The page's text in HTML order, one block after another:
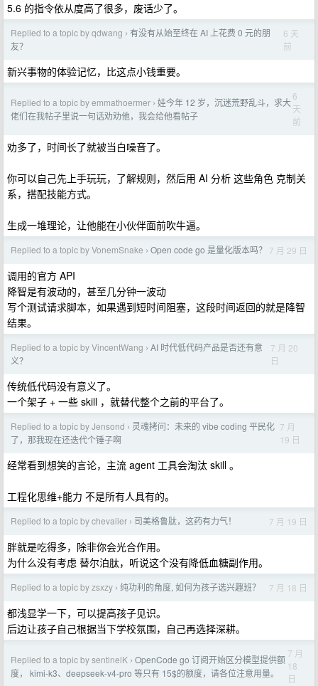
5.6 的指令依从度高了很多，废话少了。
Replied to a topic by qdwang › 有没有从始至终在 AI 上花费 0 元的朋
友？
6 天
前
新兴事物的体验记忆，比这点小钱重要。
Replied to a topic by emmathoermer › 娃今年 12 岁，沉迷荒野乱斗，求大
佬们在我帖子里说一句话劝劝他，我会给他看帖子
6
天
前
劝多了，时间长了就被当白噪音了。
你可以自己先上手玩玩，了解规则，然后用 AI 分析 这些角色 克制关
系，搭配技能方式。
生成一堆理论，让他能在小伙伴面前吹牛逼。
Replied to a topic by VonemSnake › Open code go 是量化版本吗？ 7 月 29 日
调用的官方 API
降智是有波动的，甚至几分钟一波动
写个测试请求脚本，如果遇到短时间阻塞，这段时间返回的就是降智
结果。
Replied to a topic by VincentWang › AI 时代低代码产品是否还有意
义？
7 月 20
日
传统低代码没有意义了。
一个架子 + 一些 skill ，就替代整个之前的平台了。
Replied to a topic by Jensond › 灵魂拷问：未来的 vibe coding 平民化
了，那我现在还迭代个锤子啊
7 月
19 日
经常看到想笑的言论，主流 agent 工具会淘汰 skill 。
工程化思维+能力 不是所有人具有的。
Replied to a topic by chevalier › 司美格鲁肽，这药有力气！ 7 月 19 日
胖就是吃得多，除非你会光合作用。
为什么没有考虑 替尔泊肽，听说这个没有降低血糖副作用。
Replied to a topic by zsxzy › 纯功利的角度, 如何为孩子选兴趣班？ 7 月 18 日
都浅显学一下，可以提高孩子见识。
后边让孩子自己根据当下学校氛围，自己再选择深耕。
Replied to a topic by sentinelK › OpenCode go 订阅开始区分模型提供额
度， kimi-k3、deepseek-v4-pro 等只有 15$的额度，请各位注意用量。
7 月
18
日